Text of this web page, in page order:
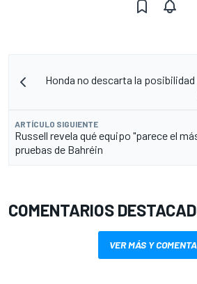
Honda no descarta la
ARTÍCULO SIGUIENTE
Russell revela qué equipo "parece el
pruebas de Bahréin
COMENTARIOS
VER MÁS Y